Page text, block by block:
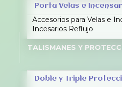
Porta Velas e
Accesorios para Velas e
Incesarios Reflujo
TALISMANES Y
Doble y Triple